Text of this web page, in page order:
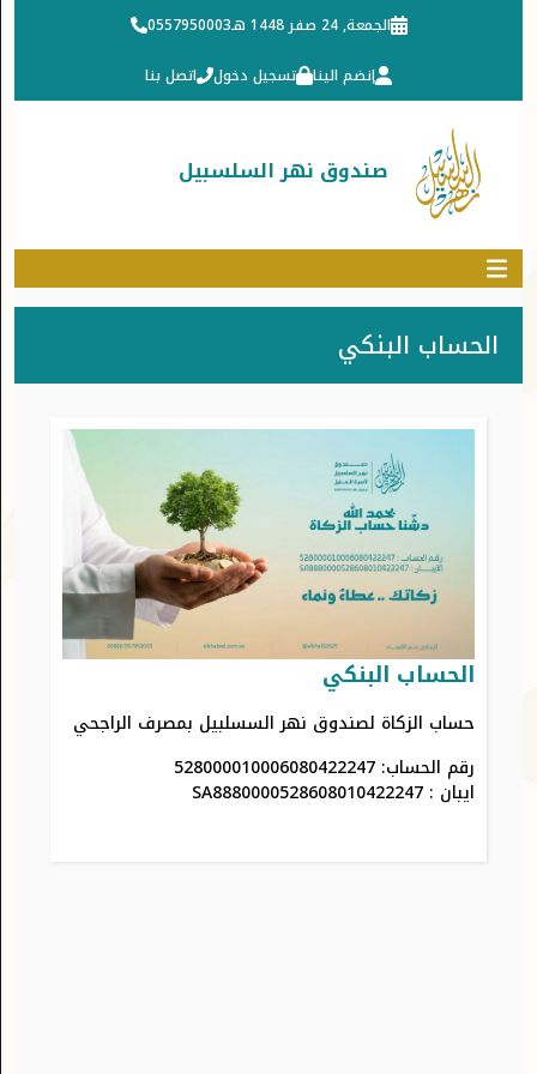
الجمعة, 24 صفر 1448 هـ
0557950003
إنضم الينا
تسجيل دخول اتصل بنا
صندوق نهر السلسبيل
الحساب البنكي
الحساب البنكي
حساب الزكاة لصندوق نهر السسلبيل بمصرف الراجحي
رقم الحساب: 528000010006080422247
ايبان : SA8880000528608010422247